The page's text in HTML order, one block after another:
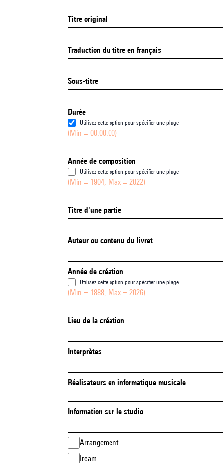
Titre original
Traduction du titre en français
Sous-titre
Durée
Utilisez cette option pour spécifier une plage
(Min = 00:00:00)
Année de composition
Utilisez cette option pour spécifier une plage
(Min = 1904, Max = 2022)
Titre d'une partie
Auteur ou contenu du livret
Année de création
Utilisez cette option pour spécifier une plage
(Min = 1888, Max = 2026)
Lieu de la création
Interprètes
Réalisateurs en informatique musicale
Information sur le studio
Arrangement
Ircam